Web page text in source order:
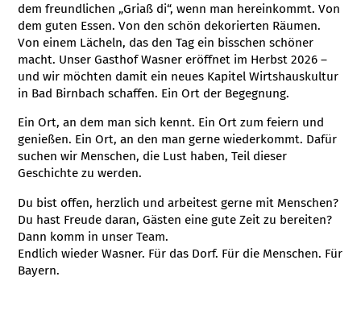
dem freundlichen „Griaß di“, wenn man hereinkommt. Von
dem guten Essen. Von den schön dekorierten Räumen.
Von einem Lächeln, das den Tag ein bisschen schöner
macht. Unser Gasthof Wasner eröffnet im Herbst 2026 –
und wir möchten damit ein neues Kapitel Wirtshauskultur
in Bad Birnbach schaffen. Ein Ort der Begegnung.
Ein Ort, an dem man sich kennt. Ein Ort zum feiern und
genießen. Ein Ort, an den man gerne wiederkommt. Dafür
suchen wir Menschen, die Lust haben, Teil dieser
Geschichte zu werden.
Du bist offen, herzlich und arbeitest gerne mit Menschen?
Du hast Freude daran, Gästen eine gute Zeit zu bereiten?
Dann komm in unser Team.
Endlich wieder Wasner. Für das Dorf. Für die Menschen. Für
Bayern.